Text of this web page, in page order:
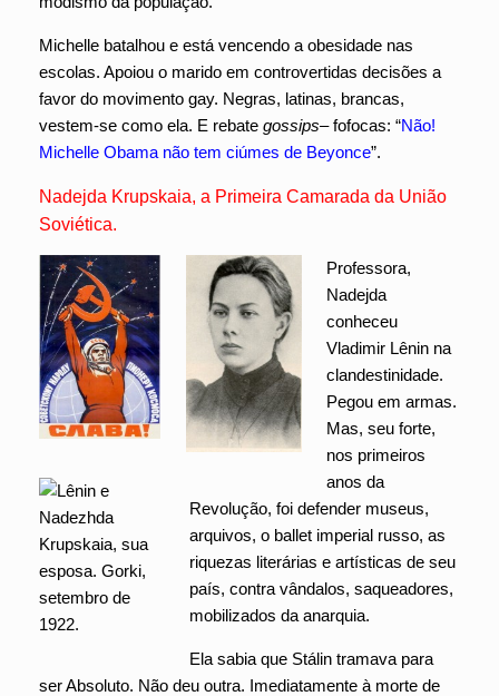
Michelle batalhou e está vencendo a obesidade nas
escolas. Apoiou o marido em controvertidas decisões a
favor do movimento gay. Negras, latinas, brancas,
vestem-se como ela. E rebate gossips– fofocas: “Não!
Michelle Obama não tem ciúmes de Beyonce”.
Nadejda Krupskaia, a Primeira Camarada da União
Soviética.
Professora,
Nadejda
conheceu
Vladimir Lênin na
clandestinidade.
Pegou em armas.
Mas, seu forte,
nos primeiros
anos da
Revolução, foi defender museus,
arquivos, o ballet imperial russo, as
riquezas literárias e artísticas de seu
país, contra vândalos, saqueadores,
mobilizados da anarquia.
Ela sabia que Stálin tramava para
ser Absoluto. Não deu outra. Imediatamente à morte de